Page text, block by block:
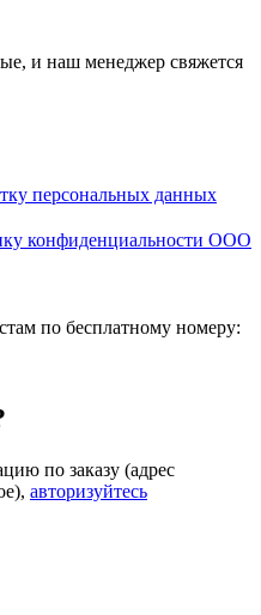
и наш менеджер свяжется
персональных данных
конфиденциальности ООО
по бесплатному номеру:
по заказу (адрес
авторизуйтесь